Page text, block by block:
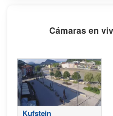
Cámaras en
Kufstein